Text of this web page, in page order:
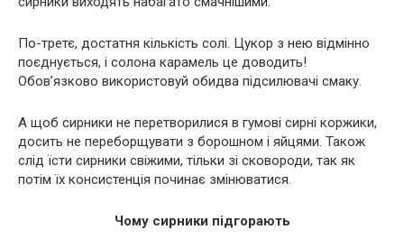
По-третє, достатня кількість солі. Цукор з нею відмінно
поєднується, і солона карамель це доводить!
Обов’язково використовуй обидва підсилювачі смаку.
А щоб сирники не перетворилися в гумові сирні коржики,
досить не переборщувати з борошном і яйцями. Також
слід їсти сирники свіжими, тільки зі сковороди, так як
потім їх консистенція починає змінюватися.
Чому сирники підгорають